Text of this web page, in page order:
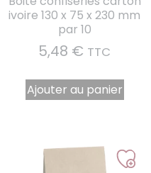
ivoire 130 x 75 x 230 mm
par 10
5,48 € TTC
Ajouter au panier